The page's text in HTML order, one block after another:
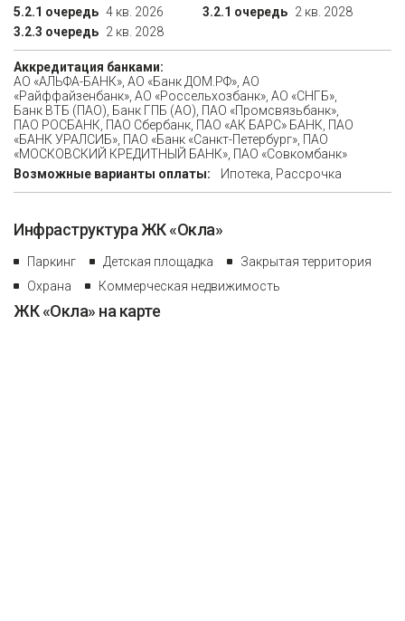
5.2.1 очередь 4 кв. 2026 3.2.1 очередь 2 кв. 2028
3.2.3 очередь 2 кв. 2028
Аккредитация банками:
АО «АЛЬФА-БАНК», АО «Банк ДОМ.РФ», АО
«Райффайзенбанк», АО «Россельхозбанк», АО «СНГБ»,
Банк ВТБ (ПАО), Банк ГПБ (АО), ПAO «Промсвязьбанк»,
ПАО РОСБАНК, ПАО Сбербанк, ПАО «АК БАРС» БАНК, ПАО
«БАНК УРАЛСИБ», ПАО «Банк «Санкт-Петербург», ПАО
«МОСКОВСКИЙ КРЕДИТНЫЙ БАНК», ПАО «Совкомбанк»
Возможные варианты оплаты:
Ипотека, Рассрочка
Инфраструктура ЖК «Окла»
Паркинг Детская площадка
Закрытая территория
Охрана
Коммерческая недвижимость
ЖК «Окла» на карте